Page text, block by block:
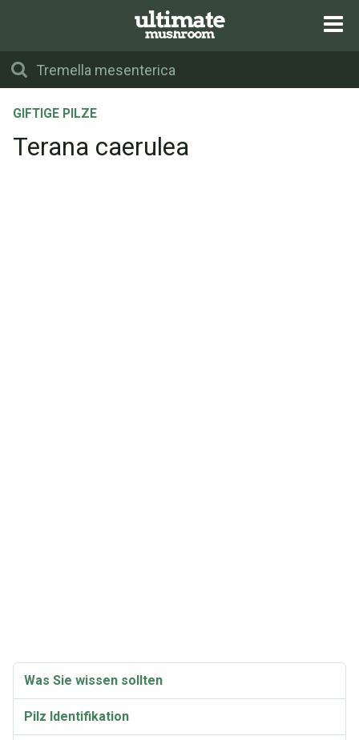
GIFTIGE PILZE
Terana caerulea
Was Sie wissen sollten
Pilz Identifikation